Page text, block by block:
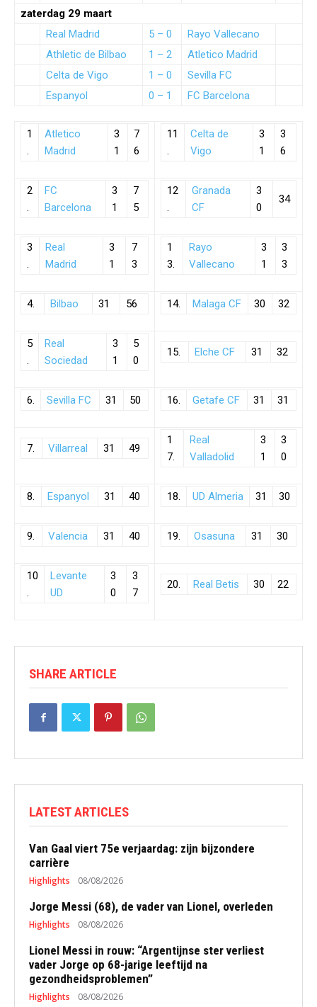
zaterdag 29 maart
Real Madrid
5 – 0
Rayo Vallecano
Athletic de Bilbao
1 – 2
Atletico Madrid
Celta de Vigo
1 – 0
Sevilla FC
Espanyol
0 – 1 FC Barcelona
1
.
Atletico
Madrid
3
1
7
6
11
.
Celta de
Vigo
3
1
3
6
2
.
FC
Barcelona
3
1
7
5
12
.
Granada
CF
3
0
34
3
.
Real
Madrid
3
1
7
3
1
3.
Rayo
Vallecano
3
1
3
3
4. Bilbao 31 56 14. Malaga CF 30 32
5
.
Real
Sociedad
3
1
5
0
15. Elche CF 31 32
6. Sevilla FC 31 50 16. Getafe CF 31 31
7. Villarreal 31 49
1
7.
Real
Valladolid
3
1
3
0
8. Espanyol 31 40 18. UD Almeria 31 30
9. Valencia 31 40 19. Osasuna 31 30
10
.
Levante
UD
3
0
3
7
20. Real Betis 30 22
SHARE ARTICLE
LATEST ARTICLES
Van Gaal viert 75e verjaardag: zijn bijzondere
carrière
Highlights 08/08/2026
Jorge Messi (68), de vader van Lionel, overleden
Highlights 08/08/2026
Lionel Messi in rouw: “Argentijnse ster verliest
vader Jorge op 68-jarige leeftijd na
gezondheidsproblemen”
Highlights 08/08/2026